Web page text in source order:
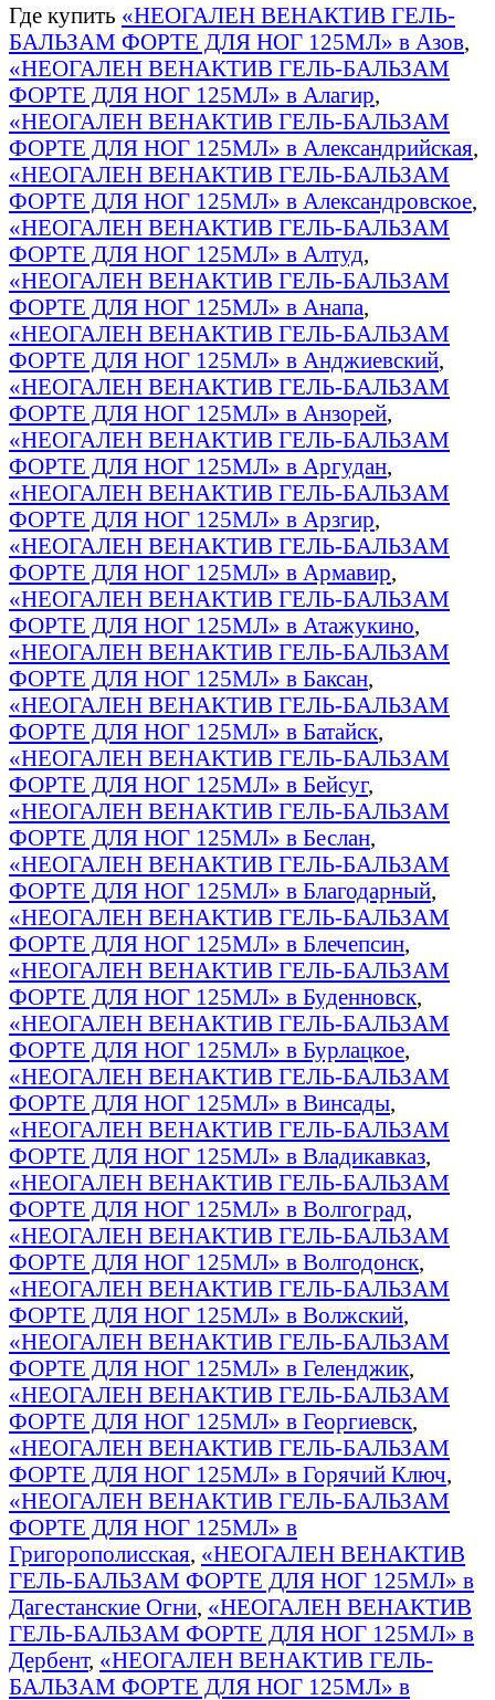
Где купить «НЕОГАЛЕН ВЕНАКТИВ ГЕЛЬ-
БАЛЬЗАМ ФОРТЕ ДЛЯ НОГ 125МЛ» в Азов,
«НЕОГАЛЕН ВЕНАКТИВ ГЕЛЬ-БАЛЬЗАМ
ФОРТЕ ДЛЯ НОГ 125МЛ» в Алагир,
«НЕОГАЛЕН ВЕНАКТИВ ГЕЛЬ-БАЛЬЗАМ
ФОРТЕ ДЛЯ НОГ 125МЛ» в Александрийская,
«НЕОГАЛЕН ВЕНАКТИВ ГЕЛЬ-БАЛЬЗАМ
ФОРТЕ ДЛЯ НОГ 125МЛ» в Александровское,
«НЕОГАЛЕН ВЕНАКТИВ ГЕЛЬ-БАЛЬЗАМ
ФОРТЕ ДЛЯ НОГ 125МЛ» в Алтуд,
«НЕОГАЛЕН ВЕНАКТИВ ГЕЛЬ-БАЛЬЗАМ
ФОРТЕ ДЛЯ НОГ 125МЛ» в Анапа,
«НЕОГАЛЕН ВЕНАКТИВ ГЕЛЬ-БАЛЬЗАМ
ФОРТЕ ДЛЯ НОГ 125МЛ» в Анджиевский,
«НЕОГАЛЕН ВЕНАКТИВ ГЕЛЬ-БАЛЬЗАМ
ФОРТЕ ДЛЯ НОГ 125МЛ» в Анзорей,
«НЕОГАЛЕН ВЕНАКТИВ ГЕЛЬ-БАЛЬЗАМ
ФОРТЕ ДЛЯ НОГ 125МЛ» в Аргудан,
«НЕОГАЛЕН ВЕНАКТИВ ГЕЛЬ-БАЛЬЗАМ
ФОРТЕ ДЛЯ НОГ 125МЛ» в Арзгир,
«НЕОГАЛЕН ВЕНАКТИВ ГЕЛЬ-БАЛЬЗАМ
ФОРТЕ ДЛЯ НОГ 125МЛ» в Армавир,
«НЕОГАЛЕН ВЕНАКТИВ ГЕЛЬ-БАЛЬЗАМ
ФОРТЕ ДЛЯ НОГ 125МЛ» в Атажукино,
«НЕОГАЛЕН ВЕНАКТИВ ГЕЛЬ-БАЛЬЗАМ
ФОРТЕ ДЛЯ НОГ 125МЛ» в Баксан,
«НЕОГАЛЕН ВЕНАКТИВ ГЕЛЬ-БАЛЬЗАМ
ФОРТЕ ДЛЯ НОГ 125МЛ» в Батайск,
«НЕОГАЛЕН ВЕНАКТИВ ГЕЛЬ-БАЛЬЗАМ
ФОРТЕ ДЛЯ НОГ 125МЛ» в Бейсуг,
«НЕОГАЛЕН ВЕНАКТИВ ГЕЛЬ-БАЛЬЗАМ
ФОРТЕ ДЛЯ НОГ 125МЛ» в Беслан,
«НЕОГАЛЕН ВЕНАКТИВ ГЕЛЬ-БАЛЬЗАМ
ФОРТЕ ДЛЯ НОГ 125МЛ» в Благодарный,
«НЕОГАЛЕН ВЕНАКТИВ ГЕЛЬ-БАЛЬЗАМ
ФОРТЕ ДЛЯ НОГ 125МЛ» в Блечепсин,
«НЕОГАЛЕН ВЕНАКТИВ ГЕЛЬ-БАЛЬЗАМ
ФОРТЕ ДЛЯ НОГ 125МЛ» в Буденновск,
«НЕОГАЛЕН ВЕНАКТИВ ГЕЛЬ-БАЛЬЗАМ
ФОРТЕ ДЛЯ НОГ 125МЛ» в Бурлацкое,
«НЕОГАЛЕН ВЕНАКТИВ ГЕЛЬ-БАЛЬЗАМ
ФОРТЕ ДЛЯ НОГ 125МЛ» в Винсады,
«НЕОГАЛЕН ВЕНАКТИВ ГЕЛЬ-БАЛЬЗАМ
ФОРТЕ ДЛЯ НОГ 125МЛ» в Владикавказ,
«НЕОГАЛЕН ВЕНАКТИВ ГЕЛЬ-БАЛЬЗАМ
ФОРТЕ ДЛЯ НОГ 125МЛ» в Волгоград,
«НЕОГАЛЕН ВЕНАКТИВ ГЕЛЬ-БАЛЬЗАМ
ФОРТЕ ДЛЯ НОГ 125МЛ» в Волгодонск,
«НЕОГАЛЕН ВЕНАКТИВ ГЕЛЬ-БАЛЬЗАМ
ФОРТЕ ДЛЯ НОГ 125МЛ» в Волжский,
«НЕОГАЛЕН ВЕНАКТИВ ГЕЛЬ-БАЛЬЗАМ
ФОРТЕ ДЛЯ НОГ 125МЛ» в Геленджик,
«НЕОГАЛЕН ВЕНАКТИВ ГЕЛЬ-БАЛЬЗАМ
ФОРТЕ ДЛЯ НОГ 125МЛ» в Георгиевск,
«НЕОГАЛЕН ВЕНАКТИВ ГЕЛЬ-БАЛЬЗАМ
ФОРТЕ ДЛЯ НОГ 125МЛ» в Горячий Ключ,
«НЕОГАЛЕН ВЕНАКТИВ ГЕЛЬ-БАЛЬЗАМ
ФОРТЕ ДЛЯ НОГ 125МЛ» в
Григорополисская, «НЕОГАЛЕН ВЕНАКТИВ
ГЕЛЬ-БАЛЬЗАМ ФОРТЕ ДЛЯ НОГ 125МЛ» в
Дагестанские Огни, «НЕОГАЛЕН ВЕНАКТИВ
ГЕЛЬ-БАЛЬЗАМ ФОРТЕ ДЛЯ НОГ 125МЛ» в
Дербент, «НЕОГАЛЕН ВЕНАКТИВ ГЕЛЬ-
БАЛЬЗАМ ФОРТЕ ДЛЯ НОГ 125МЛ» в